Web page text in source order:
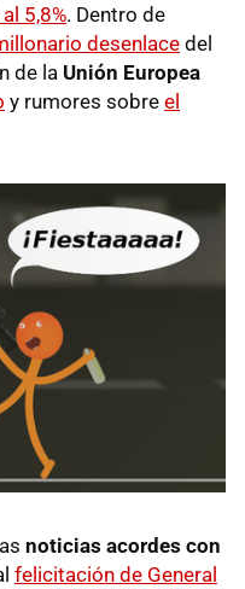
5,8%. Dentro de
desenlace del
de la Unión Europea
y rumores sobre el
noticias acordes con
felicitación de General